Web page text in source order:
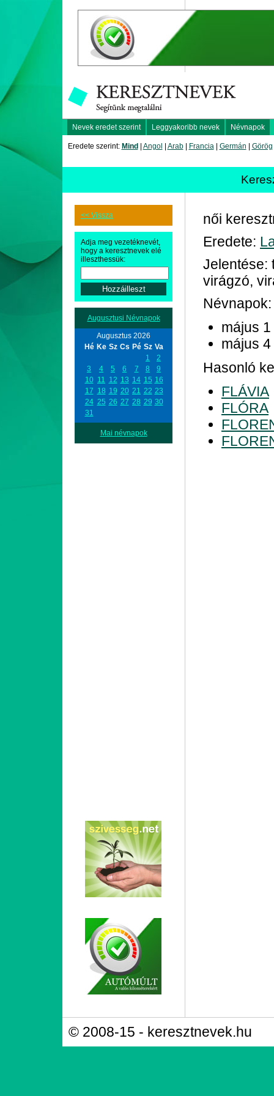
Nevek eredet szerint Leggyakoribb nevek Névnapok
Eredete szerint: Mind Angol Arab| Francia| Germán Görög
<< Vissza
Adja meg vezetéknevét,
hogy a keresztnevek elé
illeszthessük:
Augusztusi Névnapok
Augusztus 2026
Hé Ke Sz Cs Pé Sz Va
1
2
3
4 5 6 7 8
9
10 11 12 13 14 15 16
17 18 19 20 21 22 23
24 25 26 27 28 29 30
31
Mai névnapok
női
Eredete:
Jelentése:
virágzó,
Névnapok:
május 1
május 4
Hasonló
FLÁVIA
FLÓRA
© 2008-15 - keresztnevek.hu